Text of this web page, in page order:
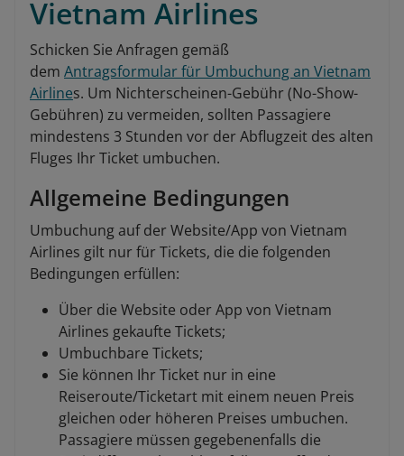
Vietnam Airlines
Schicken Sie Anfragen gemäß
dem Antragsformular für Umbuchung an Vietnam
Airlines. Um Nichterscheinen-Gebühr (No-Show-
Gebühren) zu vermeiden, sollten Passagiere
mindestens 3 Stunden vor der Abflugzeit des alten
Fluges Ihr Ticket umbuchen.
Allgemeine Bedingungen
Umbuchung auf der Website/App von Vietnam
Airlines gilt nur für Tickets, die die folgenden
Bedingungen erfüllen:
Über die Website oder App von Vietnam
Airlines gekaufte Tickets;
Umbuchbare Tickets;
Sie können Ihr Ticket nur in eine
Reiseroute/Ticketart mit einem neuen Preis
gleichen oder höheren Preises umbuchen.
Passagiere müssen gegebenenfalls die